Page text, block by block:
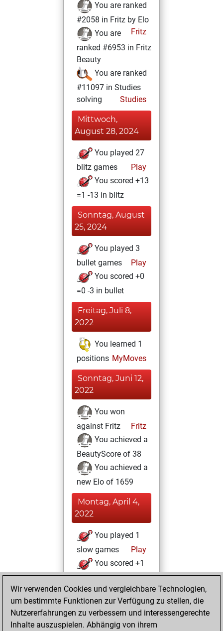
You are ranked
#2058 in Fritz by Elo
Fritz
You are
ranked #6953 in Fritz
Beauty
You are ranked
#11097 in Studies
solving
Studies
Mittwoch,
August 28, 2024
You played 27
blitz games
Play
You scored +13
=1 -13 in blitz
Sonntag, August
25, 2024
You played 3
bullet games
Play
You scored +0
=0 -3 in bullet
Freitag, Juli 8,
2022
You learned 1
positions MyMoves
Sonntag, Juni 12,
2022
You won
against Fritz
Fritz
You achieved a
BeautyScore of 38
You achieved a
new Elo of 1659
Montag, April 4,
2022
You played 1
slow games
Play
You scored +1
=0 -0 in slow games
Freitag, März 25,
2022
Wir verwenden Cookies und vergleichbare Technologien,
um bestimmte Funktionen zur Verfügung zu stellen, die
Nutzererfahrungen zu verbessern und interessengerechte
Inhalte auszuspielen. Abhängig von ihrem